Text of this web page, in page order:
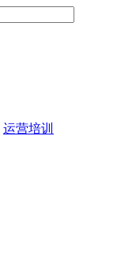
运营培训